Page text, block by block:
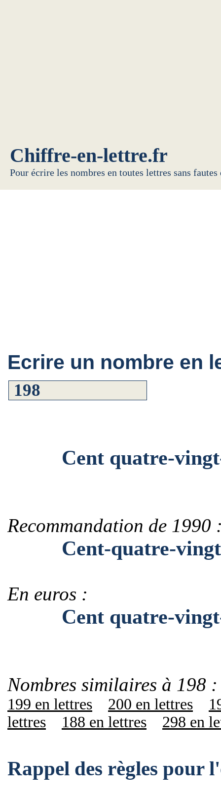
Chiffre-en-lettre.fr
Pour écrire les nombres en toutes lettres sans
Ecrire un nombre en
Cent quatre-
Recommandation de 1990
Cent-quatre-
En euros :
Cent quatre-vingt-
Nombres similaires à 198 :
199 en lettres 200 en lettres
lettres
188 en lettres 298 en
Rappel des règles pour